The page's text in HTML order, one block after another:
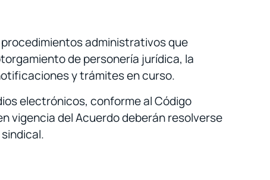
administrativos que
de personería jurídica, la
y trámites en curso.
electrónicos, conforme al Código
vigencia del Acuerdo deberán resolverse